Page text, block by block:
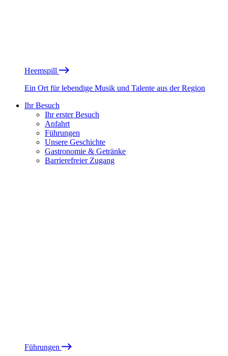
Heemspill
Ein Ort für lebendige Musik und Talente aus der Region
Ihr Besuch
Ihr erster Besuch
Anfahrt
Führungen
Unsere Geschichte
Gastronomie & Getränke
Barrierefreier Zugang
Führungen